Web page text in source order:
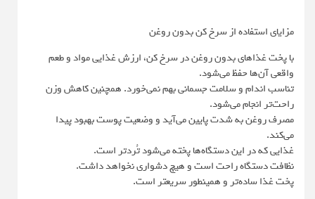
مزایای استفاده از سرخ کن بدون روغن
با پخت غذاهای بدون روغن در سرخ کن، ارزش غذایی مواد و طعم
واقعی آن‌ها حفظ می‌شود.
تناسب اندام و سلامت جسمانی بهم نمی‌خورد. همچنین کاهش وزن
راحت‌تر انجام می‌شود.
مصرف روغن به شدت پایین می‌آید و وضعیت پوست بهبود پیدا
می‌کند.
غذایی که در این دستگاه‌ها پخته می‌شود تُردتر است.
نظافت دستگاه راحت است و هیچ دشواری نخواهد داشت.
پخت غذا ساده‌تر و همینطور سریعتر است.